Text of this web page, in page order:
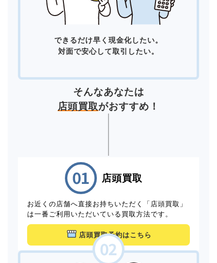
できるだけ早く現金化したい。
対面で安心して取引したい。
そんなあなたは
店頭買取がおすすめ！
店頭買取
お近くの店舗へ直接お持ちいただく「店頭買取」
は一番ご利用いただいている買取方法です。
店頭買取予約はこちら